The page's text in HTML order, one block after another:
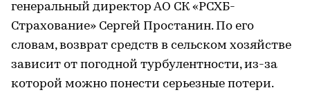
генеральный директор АО СК «РСХБ-
Страхование» Сергей Простанин. По его
словам, возврат средств в сельском хозяйстве
зависит от погодной турбулентности, из-за
которой можно понести серьезные потери.